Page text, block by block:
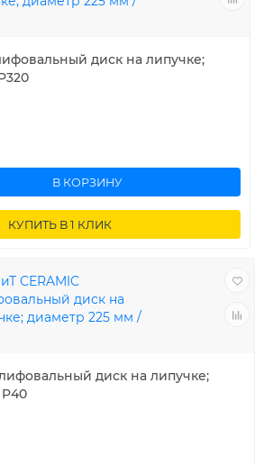
диск на липучке;
В КОРЗИНУ
КУПИТЬ В 1 КЛИК
диск на липучке;